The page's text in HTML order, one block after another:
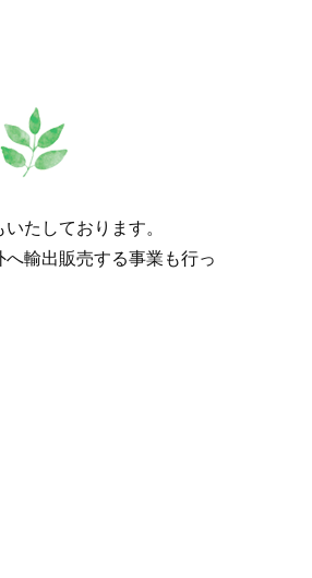
たしております。
輸出販売する事業も行っ